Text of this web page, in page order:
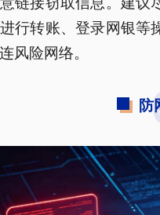
行转账、登录网银等
风险网络。
防